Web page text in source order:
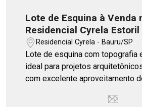
Lote de Esquina à Venda
Residencial Cyrela Estoril
Residencial Cyrela - Bauru/SP
Lote de esquina com topografia
ideal para projetos
com excelente aproveitamento